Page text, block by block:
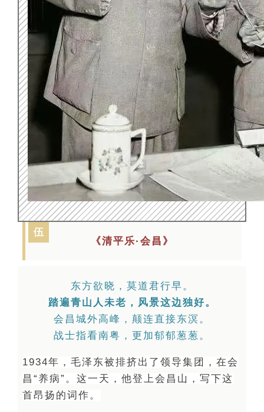
伍
《清平乐·会昌》
东方欲晓，莫道君行早。
踏遍青山人未老，风景这边独好。
会昌城外高峰，颠连直接东溟。
战士指看南粤，更加郁郁葱葱。
1934年，毛泽东被排挤出了领导集团，在会
昌“养病”。这一天，他登上会昌山，写下这
首昂扬的词作。